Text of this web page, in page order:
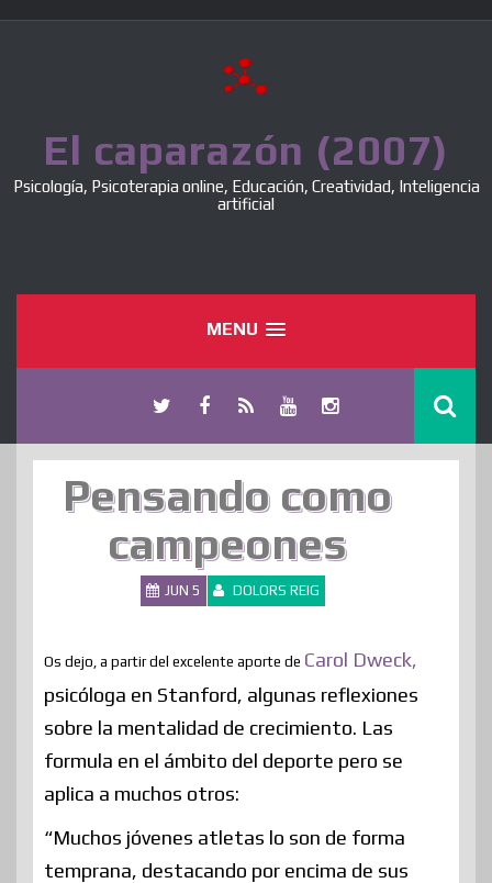
El caparazón (2007)
Psicología, Psicoterapia online, Educación, Creatividad, Inteligencia
artificial
MENU
Pensando como
campeones
JUN 5 DOLORS REIG
Os dejo, a partir del excelente aporte de Carol Dweck,
psicóloga en Stanford, algunas reflexiones
sobre la mentalidad de crecimiento. Las
formula en el ámbito del deporte pero se
aplica a muchos otros:
“Muchos jóvenes atletas lo son de forma
temprana, destacando por encima de sus